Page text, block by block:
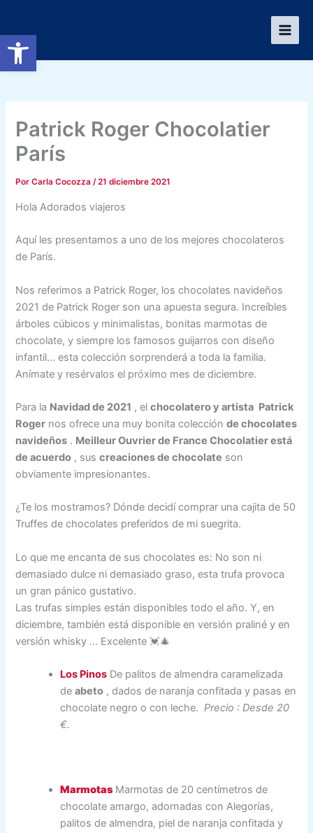
Abrir barra de herramientas
contenido
Patrick Roger Chocolatier
París
PorCarla Cocozza/21 diciembre 2021
Hola Adorados viajeros
Aquí les presentamos a uno de los mejores chocolateros
de París.
Nos referimos a Patrick Roger, los chocolates navideños
2021 de Patrick Roger son una apuesta segura. Increíbles
árboles cúbicos y minimalistas, bonitas marmotas de
chocolate, y siempre los famosos guijarros con diseño
infantil… esta colección sorprenderá a toda la familia.
Anímate y resérvalos el próximo mes de diciembre.
Para la Navidad de 2021 , elchocolatero y artista Patrick
Roger nos ofrece una muy bonita colecciónde chocolates
navideños . Meilleur Ouvrier de France Chocolatier está
de acuerdo , suscreaciones de chocolate son
obviamente impresionantes.
¿Te los mostramos? Dónde decidí comprar una cajita de 50
Truffes de chocolates preferidos de mi suegrita.
Lo que me encanta de sus chocolates es: No son ni
demasiado dulce ni demasiado graso, esta trufa provoca
un gran pánico gustativo.
Las trufas simples están disponibles todo el año. Y, en
diciembre, también está disponible en versión praliné y en
versión whisky … Excelente 💓🎄
Los Pinos De palitos de almendra caramelizada
deabeto , dados de naranja confitada y pasas en
chocolate negro o con leche.Precio : Desde 20
€.
Marmotas Marmotas de 20 centímetros de
chocolate amargo, adornadas con Alegorías,
palitos de almendra, piel de naranja confitada y